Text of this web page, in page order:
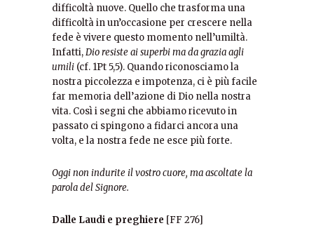
difficoltà nuove. Quello che trasforma una
difficoltà in un’occasione per crescere nella
fede è vivere questo momento nell’umiltà.
Infatti,Dio resiste ai superbi ma da grazia agli
umili (cf. 1Pt 5,5). Quando riconosciamo la
nostra piccolezza e impotenza, ci è più facile
far memoria dell’azione di Dio nella nostra
vita. Così i segni che abbiamo ricevuto in
passato ci spingono a fidarci ancora una
volta, e la nostra fede ne esce più forte.
Oggi non indurite il vostro cuore, ma ascoltate la
parola del Signore.
Dalle Laudi e preghiere [FF 276]